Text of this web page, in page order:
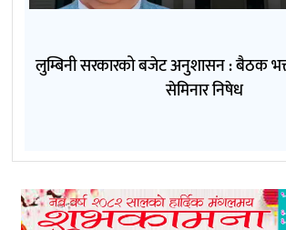
लुम्बिनी सरकारको बजेट अनुशासन : बैठक
सेमिनार निषेध